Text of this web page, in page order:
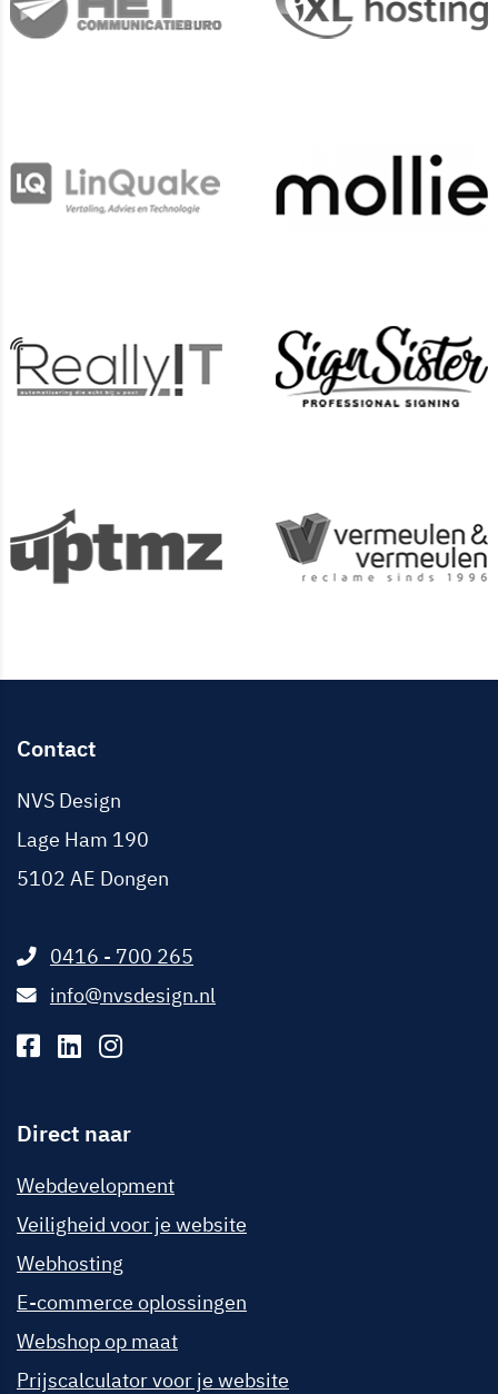
Contact
NVS Design
Lage Ham 190
5102 AE Dongen
0416 - 700 265
info@nvsdesign.nl
Direct naar
Webdevelopment
Veiligheid voor je website
Webhosting
E-commerce oplossingen
Webshop op maat
Prijscalculator voor je website